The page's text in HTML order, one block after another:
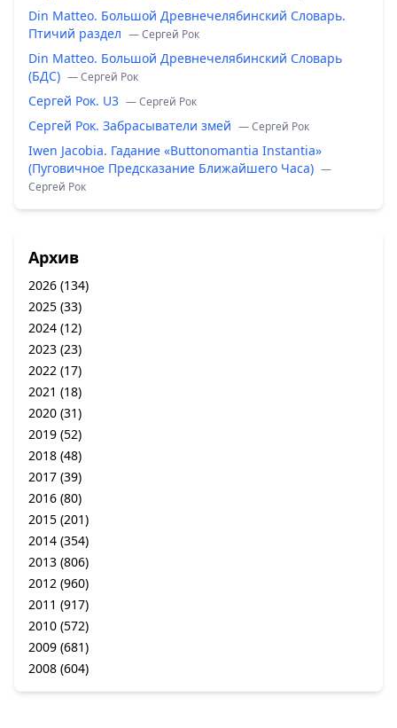
Din Matteo. Большой Древнечелябинский Словарь.
Птичий раздел — Сергей Рок
Din Matteo. Большой Древнечелябинский Словарь
(БДС) — Сергей Рок
Сергей Рок. U3 — Сергей Рок
Сергей Рок. Забрасыватели змей — Сергей Рок
Iwen Jacobia. Гадание «Buttonomantia Instantia»
(Пуговичное Предсказание Ближайшего Часа) —
Сергей Рок
Архив
2026 (134)
2025 (33)
2024 (12)
2023 (23)
2022 (17)
2021 (18)
2020 (31)
2019 (52)
2018 (48)
2017 (39)
2016 (80)
2015 (201)
2014 (354)
2013 (806)
2012 (960)
2011 (917)
2010 (572)
2009 (681)
2008 (604)